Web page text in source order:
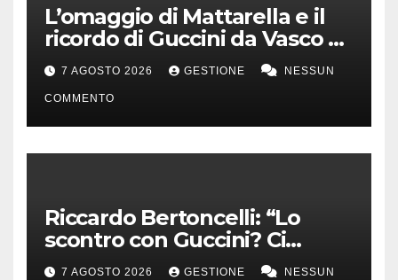
L’omaggio di Mattarella e il
ricordo di Guccini da Vasco a
Milo Manara
7 AGOSTO 2026 GESTIONE NESSUN
COMMENTO
Riccardo Bertoncelli: “Lo
scontro con Guccini? Ci
volevamo bene”
7 AGOSTO 2026 GESTIONE NESSUN